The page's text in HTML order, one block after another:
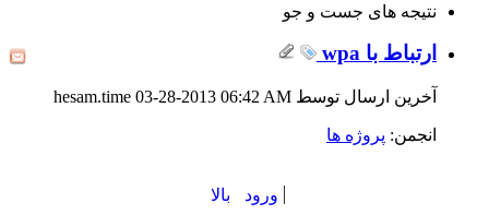
نتیجه های جست و جو
ارتباط با wpa
آخرین ارسال توسط hesam.time 03-28-2013 06:42 AM
انجمن: پروژه ها
ورود بالا